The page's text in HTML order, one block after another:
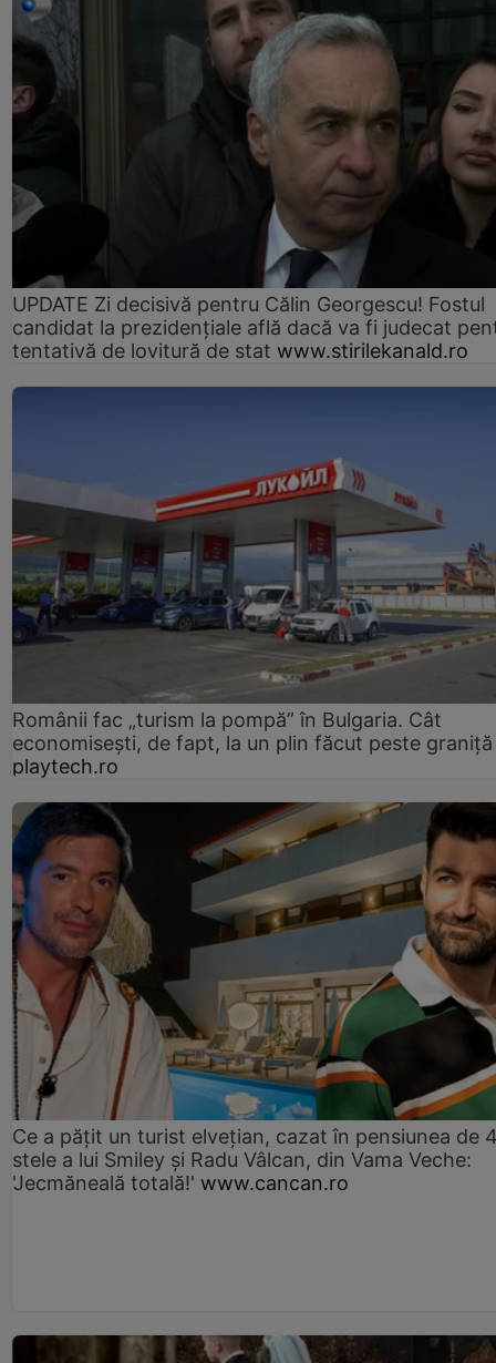
UPDATE Zi decisivă pentru Călin Georgescu! Fostul
candidat la prezidențiale află dacă va fi judecat
tentativă de lovitură de stat www.stirilekanald.ro
Românii fac „turism la pompă” în Bulgaria. Cât
economisești, de fapt, la un plin făcut peste graniță
playtech.ro
Ce a pățit un turist elvețian, cazat în pensiunea de
stele a lui Smiley și Radu Vâlcan, din Vama Veche:
'Jecmăneală totală!' www.cancan.ro